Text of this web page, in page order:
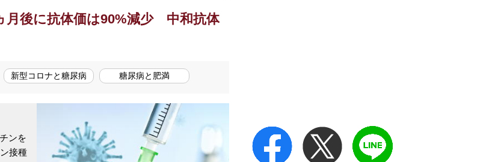
グリコアルブミン
月後に抗体価は90%減少 中和抗体
新型コロナと糖尿病 糖尿病と肥満
ンを
接種